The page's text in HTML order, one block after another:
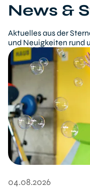
News &
Aktuelles aus der
und Neuigkeiten rund
04.08.2026